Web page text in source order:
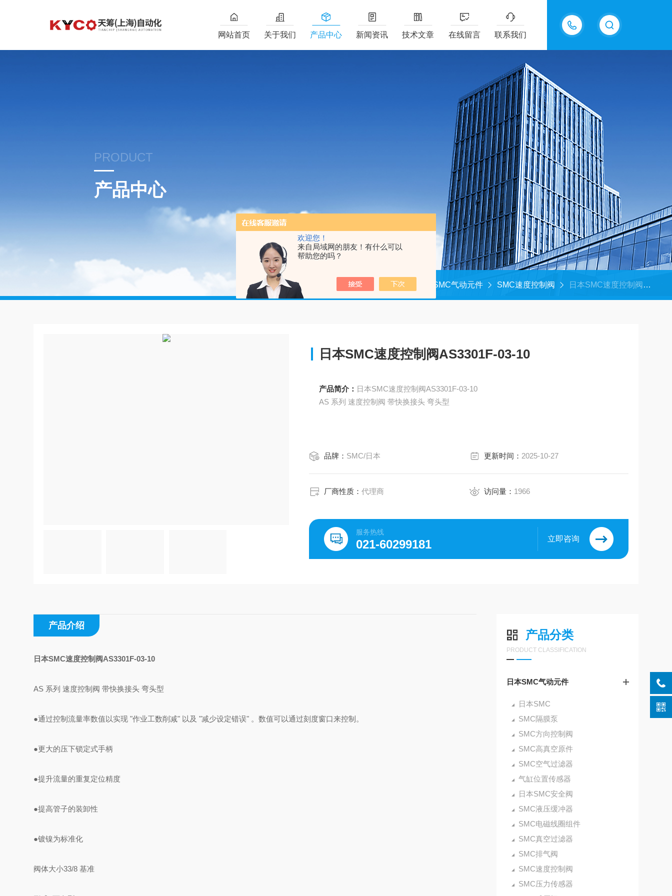
欢迎您！
来自局域网的朋友！有什么可以
帮助您的吗？
18217294416
网站首页 关于我们 产品中心 新闻资讯 技术文章 在线留言 联系我们
PRODUCT
产品中心
首页 产品中心 日本SMC气动元件 SMC速度控制阀 日本SMC速度控制阀AS3301F-03-10
日本SMC速度控制阀AS3301F-03-10
产品简介： 日本SMC速度控制阀AS3301F-03-10
AS 系列 速度控制阀 带快换接头 弯头型
品牌： SMC/日本 更新时间： 2025-10-27
厂商性质：代理商 访问量： 1966
服务热线
021-60299181 立即咨询
产品分类
PRODUCT CLASSIFICATION
日本SMC气动元件
日本SMC
SMC隔膜泵
SMC方向控制阀
SMC高真空原件
SMC空气过滤器
气缸位置传感器
日本SMC安全阀
SMC液压缓冲器
SMC电磁线圈组件
SMC真空过滤器
SMC排气阀
SMC速度控制阀
SMC压力传感器
产品介绍
日本SMC速度控制阀AS3301F-03-10
AS 系列 速度控制阀 带快换接头 弯头型
●通过控制流量率数值以实现 "作业工数削减" 以及 "减少设定错误" 。数值可以通过刻度窗口来控制。
●更大的压下锁定式手柄
●提升流量的重复定位精度
●提高管子的装卸性
●镀镍为标准化
阀体大小33/8 基准